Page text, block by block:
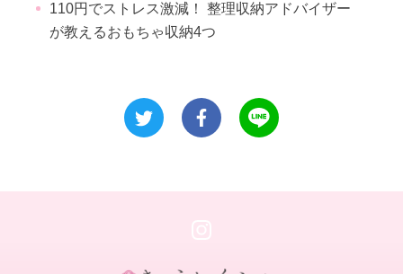
110円でストレス激減！ 整理収納アドバイザー
が教えるおもちゃ収納4つ